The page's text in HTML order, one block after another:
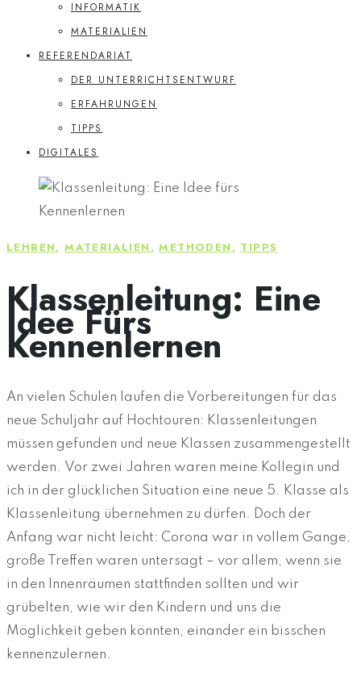
INFORMATIK
MATERIALIEN
REFERENDARIAT
DER UNTERRICHTSENTWURF
ERFAHRUNGEN
TIPPS
DIGITALES
LEHREN,MATERIALIEN ,METHODEN , TIPPS
Klassenleitung: Eine
Idee Fürs
Kennenlernen
An vielen Schulen laufen die Vorbereitungen für das
neue Schuljahr auf Hochtouren: Klassenleitungen
müssen gefunden und neue Klassen zusammengestellt
werden. Vor zwei Jahren waren meine Kollegin und
ich in der glücklichen Situation eine neue 5. Klasse als
Klassenleitung übernehmen zu dürfen. Doch der
Anfang war nicht leicht: Corona war in vollem Gange,
große Treffen waren untersagt – vor allem, wenn sie
in den Innenräumen stattfinden sollten und wir
grübelten, wie wir den Kindern und uns die
Möglichkeit geben könnten, einander ein bisschen
kennenzulernen.